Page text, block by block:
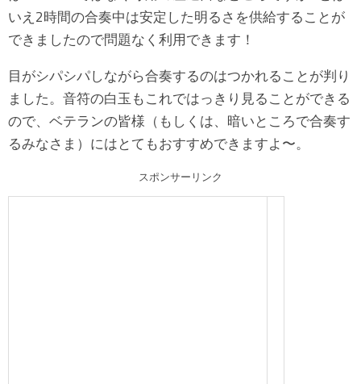
いえ2時間の合奏中は安定した明るさを供給することが
できましたので問題なく利用できます！
目がシパシパしながら合奏するのはつかれることが判り
ました。音符の白玉もこれではっきり見ることができる
ので、ベテランの皆様（もしくは、暗いところで合奏す
るみなさま）にはとてもおすすめできますよ〜。
スポンサーリンク